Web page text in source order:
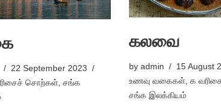
22 September 2023
சொற்கள் சங்க
கலவை
by admin
15 August
உணவு வகைகள், க
சங்க இலக்கியம்